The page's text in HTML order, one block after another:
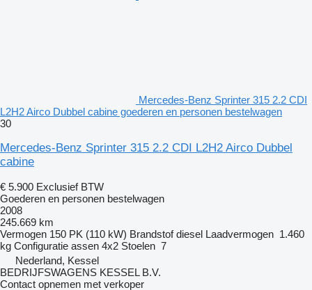
Mercedes-Benz Sprinter 315 2.2 CDI
L2H2 Airco Dubbel cabine goederen en personen bestelwagen
30
Mercedes-Benz Sprinter 315 2.2 CDI L2H2 Airco Dubbel
cabine
€ 5.900 Exclusief BTW
Goederen en personen bestelwagen
2008
245.669 km
Vermogen 150 PK (110 kW) Brandstof diesel Laadvermogen 1.460
kg Configuratie assen 4x2 Stoelen 7
Nederland, Kessel
BEDRIJFSWAGENS KESSEL B.V.
Contact opnemen met verkoper